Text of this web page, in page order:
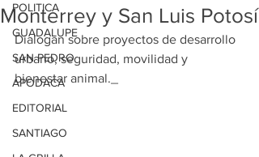
POLITICA
GUADALUPE
SAN PEDRO
APODACA
EDITORIAL
SANTIAGO
Monterrey y San Luis Potosí
Dialogan sobre proyectos de desarrollo
urbano, seguridad, movilidad y
bienestar animal._